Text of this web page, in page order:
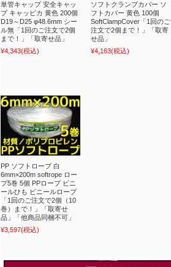
単管キャップ 安全キャッ
プ キャッピカ 黄色 200個
D19～D25 φ48.6mm シー
ル無「1回のご注文で2個
まで！」「取寄せ品」
¥4,343(税込)
ソフトクランプカバー ソ
フトカバー 黄色 100個
SoftClampCover「1回のご
注文で2個まで！」「取寄
せ品」
¥4,163(税込)
PP ソフトロープ 白
6mm×200m softrope ロー
プ5巻 5個 PPロープ ビニ
ールひも ビニールロープ
「1回のご注文で2個（10
巻）まで！」「取寄せ
品」「他商品同梱不可」
¥3,597(税込)